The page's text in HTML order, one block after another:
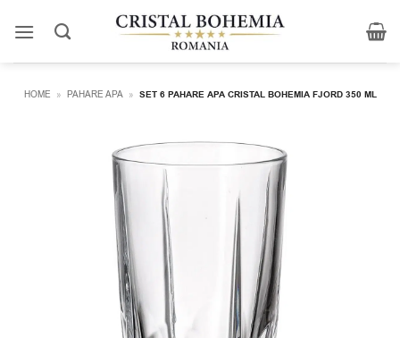
HOME » PAHARE APA » SET 6 PAHARE APA CRISTAL BOHEMIA FJORD 350 ML